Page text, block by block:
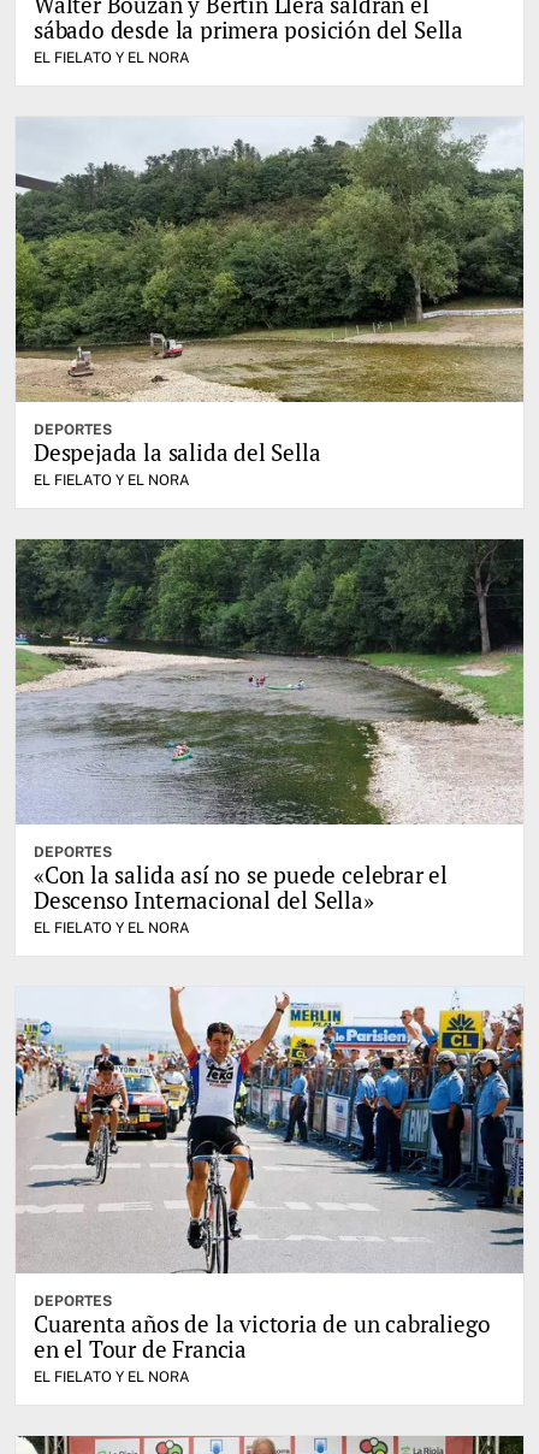
sábado desde la primera posición del Sella
EL FIELATO Y EL NORA
DEPORTES
Despejada la salida del Sella
EL FIELATO Y EL NORA
DEPORTES
«Con la salida así no se puede celebrar el
Descenso Internacional del Sella»
EL FIELATO Y EL NORA
DEPORTES
Cuarenta años de la victoria de un cabraliego
en el Tour de Francia
EL FIELATO Y EL NORA